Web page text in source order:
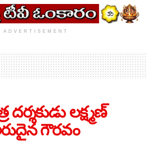
ADVERTISEMENT
దర్శకుడు లక్ష్మణ్
గౌరవం